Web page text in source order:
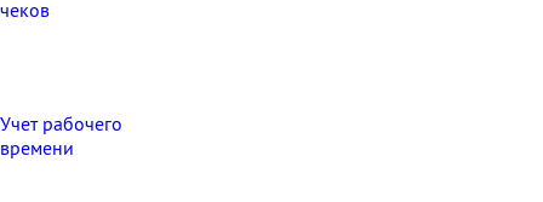
чеков
Учет рабочего
времени